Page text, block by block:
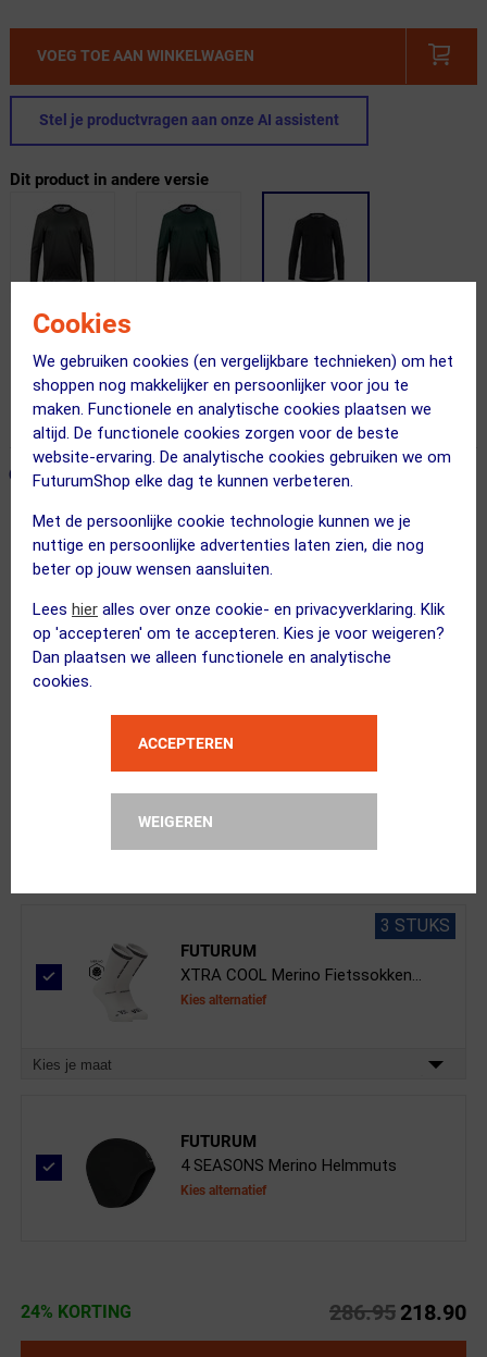
Cookies
We gebruiken cookies (en vergelijkbare technieken) om het
shoppen nog makkelijker en persoonlijker voor jou te
maken. Functionele en analytische cookies plaatsen we
altijd. De functionele cookies zorgen voor de beste
website-ervaring. De analytische cookies gebruiken we om
FuturumShop elke dag te kunnen verbeteren.
Met de persoonlijke cookie technologie kunnen we je
nuttige en persoonlijke advertenties laten zien, die nog
beter op jouw wensen aansluiten.
Lees hier alles over onze cookie- en privacyverklaring. Klik
op 'accepteren' om te accepteren. Kies je voor weigeren?
Dan plaatsen we alleen functionele en analytische
cookies.
ACCEPTEREN
WEIGEREN
VOEG TOE AAN WINKELWAGEN
Stel je productvragen aan onze AI assistent
Dit product in andere versie
Gratis bezorging & retourneren
Voor 23:00 uur besteld, morgen in huis
365 dagen retourrecht
← Terug naar productnavigatie
ONZE AANBEVOLEN COMBINATIE
Assos
Kies je maat
3 STUKS
FUTURUM
XTRA COOL Merino Fietssokken...
Kies alternatief
Kies je maat
FUTURUM
4 SEASONS Merino Helmmuts
Kies alternatief
24% KORTING 286.95 218.90